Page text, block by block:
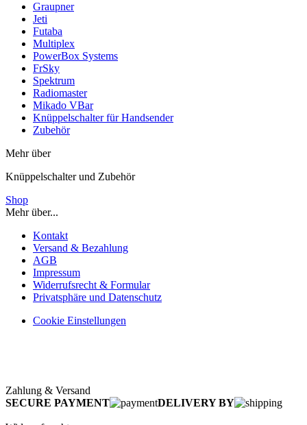
Graupner
Jeti
Futaba
Multiplex
PowerBox Systems
FrSky
Spektrum
Radiomaster
Mikado VBar
Knüppelschalter für Handsender
Zubehör
Mehr über
Knüppelschalter und Zubehör
Shop
Mehr über...
Kontakt
Versand & Bezahlung
AGB
Impressum
Widerrufsrecht & Formular
Privatsphäre und Datenschutz
Cookie Einstellungen
Zahlung & Versand
SECURE PAYMENT
DELIVERY BY